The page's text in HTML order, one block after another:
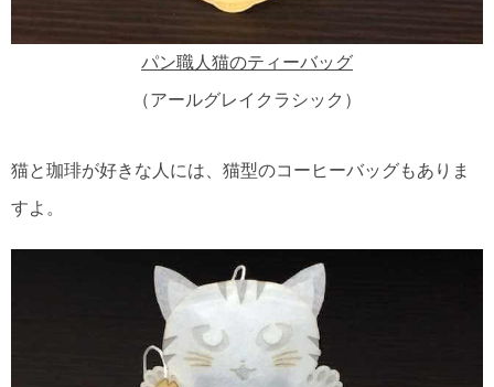
パン職人猫のティーバッグ
（アールグレイクラシック）
猫と珈琲が好きな人には、猫型のコーヒーバッグもありま
すよ。